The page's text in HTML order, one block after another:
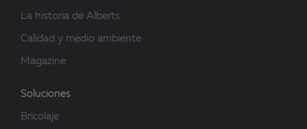
La historia de Alberts
Calidad y medio ambiente
Magazine
Soluciones
Bricolaje